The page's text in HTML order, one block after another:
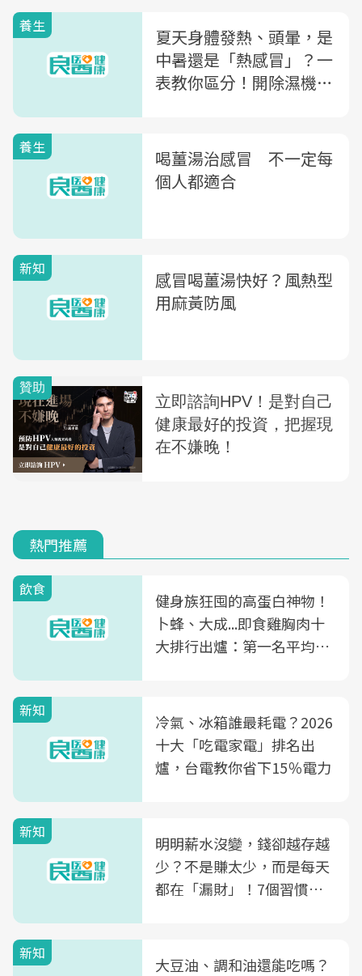
養生
夏天身體發熱、頭暈，是
中暑還是「熱感冒」？一
表教你區分！開除濕機、
養生
喝薑湯治感冒 不一定每
個人都適合
新知
感冒喝薑湯快好？風熱型
用麻黃防風
熱門推薦
飲食
健身族狂囤的高蛋白神物！
卜蜂、大成...即食雞胸肉十
大排行出爐：第一名平均一
新知
冷氣、冰箱誰最耗電？2026
十大「吃電家電」排名出
爐，台電教你省下15％電力
新知
明明薪水沒變，錢卻越存越
少？不是賺太少，而是每天
都在「漏財」！7個習慣一
新知
大豆油、調和油還能吃嗎？